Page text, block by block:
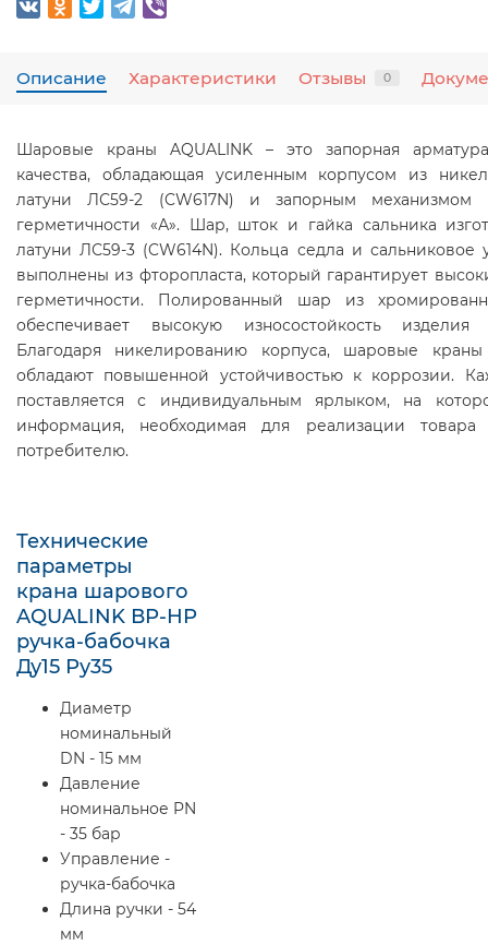
Описание Характеристики Отзывы 0
Шаровые краны AQUALINK – это запорная
качества, обладающая усиленным корпусом из
латуни ЛС59-2 (CW617N) и запорным механизмом
герметичности «А». Шар, шток и гайка сальника
латуни ЛС59-3 (CW614N). Кольца седла и сальниковое
выполнены из фторопласта, который гарантирует
герметичности. Полированный шар из
обеспечивает высокую износостойкость
Благодаря никелированию корпуса, шаровые краны
обладают повышенной устойчивостью к коррозии.
поставляется с индивидуальным ярлыком, на
информация, необходимая для реализации товара
потребителю.
Технические
параметры
крана шарового
AQUALINK ВР-НР
ручка-бабочка
Ду15 Ру35
Диаметр
номинальный
DN - 15 мм
Давление
номинальное PN
- 35 бар
Управление -
ручка-бабочка
Длина ручки - 54
мм